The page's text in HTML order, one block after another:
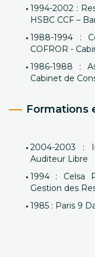
1994-2002 :
HSBC CCF –
1988-1994 :
COFROR -
1986-1988 :
Cabinet de
Formations
2004-2003 :
Auditeur Libre
1994 : Celsa
Gestion des
1985 : Paris 9